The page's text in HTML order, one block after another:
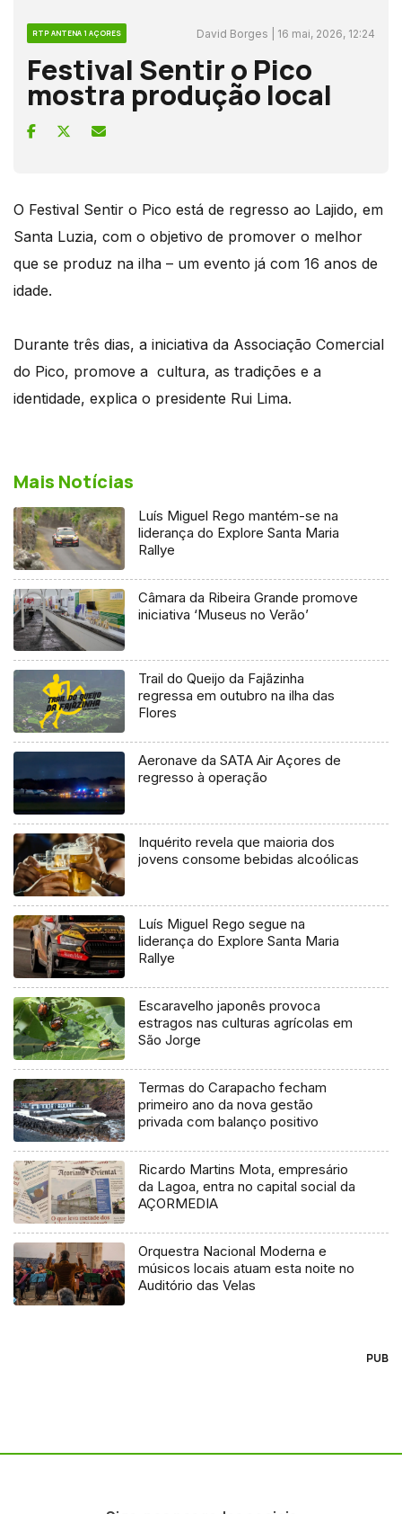
RTP ANTENA 1 AÇORES David Borges | 16 mai, 2026, 12:24
Festival Sentir o Pico
mostra produção local
O Festival Sentir o Pico está de regresso ao Lajido, em
Santa Luzia, com o objetivo de promover o melhor
que se produz na ilha – um evento já com 16 anos de
idade.
Durante três dias, a iniciativa da Associação Comercial
do Pico, promove a cultura, as tradições e a
identidade, explica o presidente Rui Lima.
Mais Notícias
Luís Miguel Rego mantém-se na
liderança do Explore Santa Maria
Rallye
Câmara da Ribeira Grande promove
iniciativa ‘Museus no Verão’
Trail do Queijo da Fajãzinha
regressa em outubro na ilha das
Flores
Aeronave da SATA Air Açores de
regresso à operação
Inquérito revela que maioria dos
jovens consome bebidas alcoólicas
Luís Miguel Rego segue na
liderança do Explore Santa Maria
Rallye
Escaravelho japonês provoca
estragos nas culturas agrícolas em
São Jorge
Termas do Carapacho fecham
primeiro ano da nova gestão
privada com balanço positivo
Ricardo Martins Mota, empresário
da Lagoa, entra no capital social da
AÇORMEDIA
Orquestra Nacional Moderna e
músicos locais atuam esta noite no
Auditório das Velas
PUB